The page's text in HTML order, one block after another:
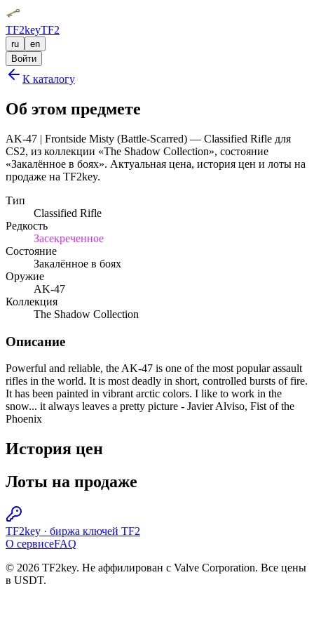
TF2keyTF2
ru
en
Войти
К каталогу
Об этом предмете
AK-47 | Frontside Misty (Battle-Scarred) — Classified Rifle для
CS2, из коллекции «The Shadow Collection», состояние
«Закалённое в боях». Актуальная цена, история цен и лоты на
продаже на TF2key.
Тип
Classified Rifle
Редкость
Засекреченное
Состояние
Закалённое в боях
Оружие
AK-47
Коллекция
The Shadow Collection
Описание
Powerful and reliable, the AK-47 is one of the most popular assault
rifles in the world. It is most deadly in short, controlled bursts of fire.
It has been painted in vibrant arctic colors. I like to work in the
snow... it always leaves a pretty picture - Javier Alviso, Fist of the
Phoenix
История цен
Лоты на продаже
TF2key · биржа ключей TF2
О сервисеFAQ
© 2026 TF2key. Не аффилирован с Valve Corporation. Все цены
в USDT.